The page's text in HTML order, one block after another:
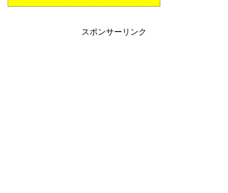
スポンサーリンク